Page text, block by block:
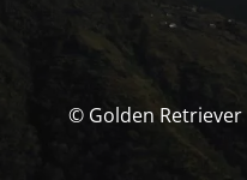
© Golden Retriever